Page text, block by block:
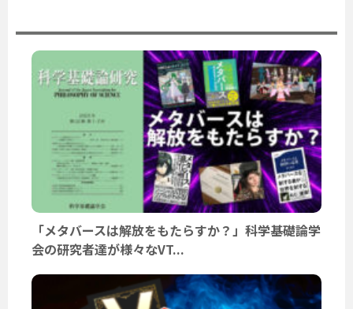
「メタバースは解放をもたらすか？」科学基礎論学
会の研究者達が様々なVT...